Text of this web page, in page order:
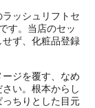
ッシュリフトセ
す。当店のセッ
せず、化粧品登録
ジを覆す、なめ
い。根本からし
ちりとした目元